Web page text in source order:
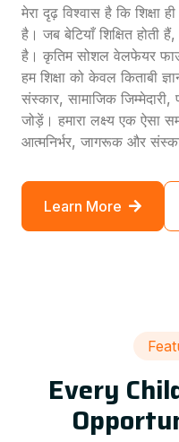
मेरा दृढ़ विश्वास है कि शिक्षा
है। जब बेटियाँ शिक्षित होती
है। कृतिम सोशल वेलफेयर
हम शिक्षा को केवल किताबी
संस्कार, सामाजिक
जोड़ें। हमारा लक्ष्य एक ऐसा
आत्मनिर्भर, जागरूक और
Learn More
Every